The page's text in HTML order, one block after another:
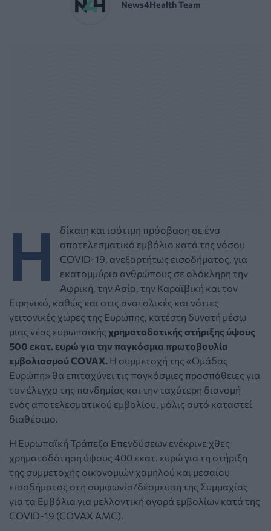
News4Health Team
Η
δίκαιη και ισότιμη πρόσβαση σε ένα
αποτελεσματικό εμβόλιο κατά της νόσου
COVID-19, ανεξαρτήτως εισοδήματος, για
εκατομμύρια ανθρώπους σε ολόκληρη την
Αφρική, την Ασία, την Καραϊβική και τον
Ειρηνικό, καθώς και στις ανατολικές και νότιες
γειτονικές χώρες της Ευρώπης, κατέστη δυνατή μέσω
μιας νέας ευρωπαϊκής χρηματοδοτικής στήριξης ύψους
500 εκατ. ευρώ για την παγκόσμια πρωτοβουλία
εμβολιασμού COVAX. Η συμμετοχή της «Ομάδας
Ευρώπη» θα επιταχύνει τις παγκόσμιες προσπάθειες για
τον έλεγχο της πανδημίας και την ταχύτερη διανομή
ενός αποτελεσματικού εμβολίου, μόλις αυτό καταστεί
διαθέσιμο.
Η Ευρωπαϊκή Τράπεζα Επενδύσεων ενέκρινε χθες
χρηματοδότηση ύψους 400 εκατ. ευρώ για τη στήριξη
της συμμετοχής οικονομιών χαμηλού και μεσαίου
εισοδήματος στη συμφωνία/δέσμευση της Συμμαχίας
για τα Εμβόλια για μελλοντική αγορά εμβολίων κατά της
COVID-19 (COVAX AMC).